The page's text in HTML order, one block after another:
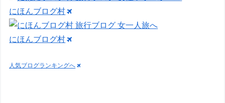
にほんブログ村
にほんブログ村
人気ブログランキングへ